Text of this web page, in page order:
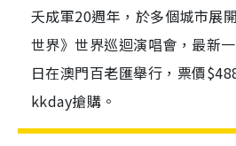
夭成軍20週年，於多個城市展
世界》世界巡迴演唱會，最新
日在澳門百老匯舉行，票價
kkday搶購。